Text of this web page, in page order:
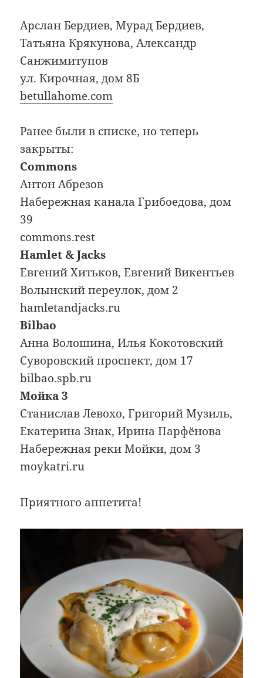
Арслан Бердиев, Мурад Бердиев,
Татьяна Крякунова, Александр
Санжимитупов
ул. Кирочная, дом 8Б
betullahome.com
Ранее были в списке, но теперь
закрыты:
Commons
Антон Абрезов
Набережная канала Грибоедова, дом
39
commons.rest
Hamlet & Jacks
Евгений Хитьков, Евгений Викентьев
Волынский переулок, дом 2
hamletandjacks.ru
Bilbao
Анна Волошина, Илья Кокотовский
Суворовский проспект, дом 17
bilbao.spb.ru
Мойка 3
Станислав Левохо, Григорий Музиль,
Екатерина Знак, Ирина Парфёнова
Набережная реки Мойки, дом 3
moykatri.ru
Приятного аппетита!